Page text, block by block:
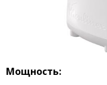
Мощность: